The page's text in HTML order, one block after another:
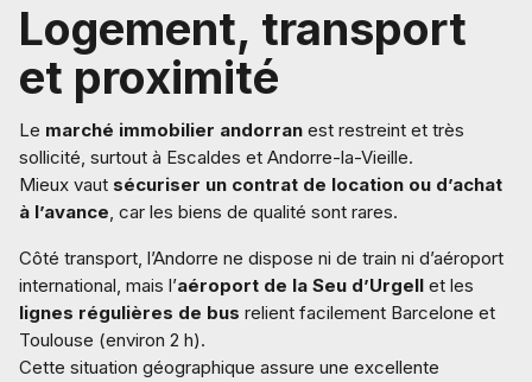
Logement, transport
et proximité
Le marché immobilier andorran est restreint et très
sollicité, surtout à Escaldes et Andorre-la-Vieille.
Mieux vaut sécuriser un contrat de location ou d’achat
à l’avance, car les biens de qualité sont rares.
Côté transport, l’Andorre ne dispose ni de train ni d’aéroport
international, mais l’aéroport de la Seu d’Urgell et les
lignes régulières de bus relient facilement Barcelone et
Toulouse (environ 2 h).
Cette situation géographique assure une excellente